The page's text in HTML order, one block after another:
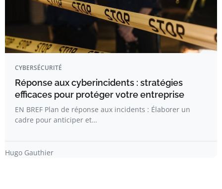
CYBERSÉCURITÉ
Réponse aux cyberincidents : stratégies
efficaces pour protéger votre entreprise
EN BREF Plan de réponse aux incidents : Élaborer un
cadre pour anticiper et…
Hugo Gauthier